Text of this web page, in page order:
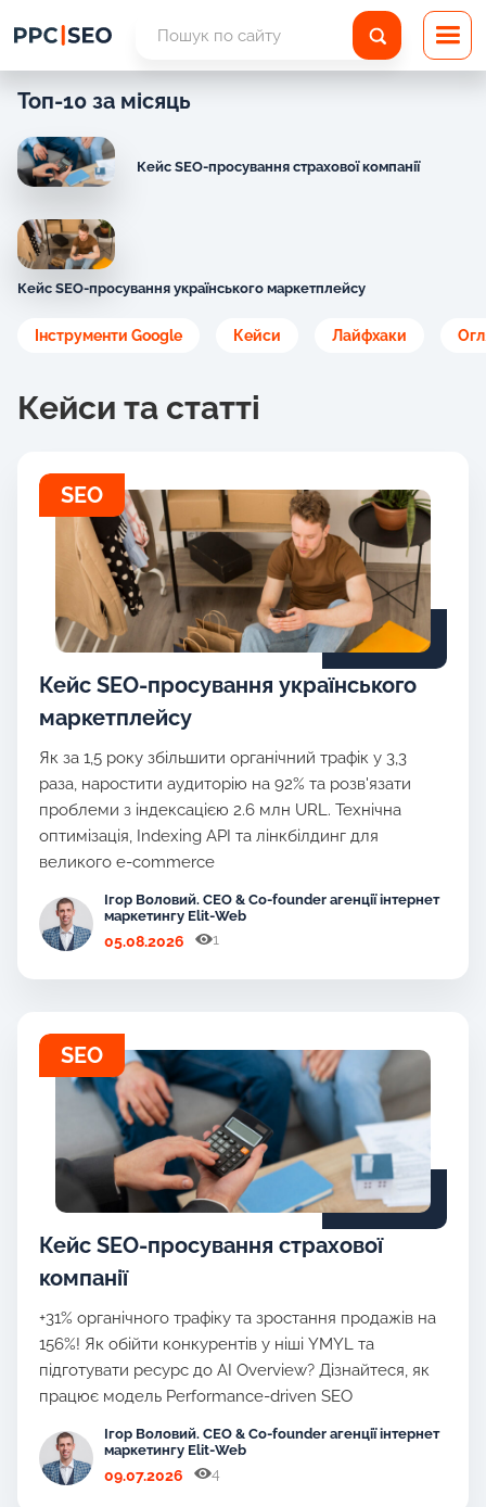
Топ-10 за місяць
Кейс SEO-просування страхової компанії
Кейс SEO-просування українського маркетплейсу
Інструменти Google Кейси Лайфхаки
Кейси та статті
SEO
Кейс SEO-просування українського
маркетплейсу
Як за 1,5 року збільшити органічний трафік у 3,3
раза, наростити аудиторію на 92% та розв'язати
проблеми з індексацією 2.6 млн URL. Технічна
оптимізація, Indexing API та лінкбілдинг для
великого e-commerce
Ігор Воловий. CEO & Co-founder агенції інтернет
маркетингу Elit-Web
05.08.2026 1
SEO
Кейс SEO-просування страхової
компанії
+31% органічного трафіку та зростання продажів на
156%! Як обійти конкурентів у ніші YMYL та
підготувати ресурс до AI Overview? Дізнайтеся, як
працює модель Performance-driven SEO
Ігор Воловий. CEO & Co-founder агенції інтернет
маркетингу Elit-Web
09.07.2026 4